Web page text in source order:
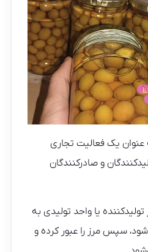
عنوان یک فعالیت تجاری
و صادرکنندگان
یا واحد تولیدی به
سپس مرز را عبور کرده و